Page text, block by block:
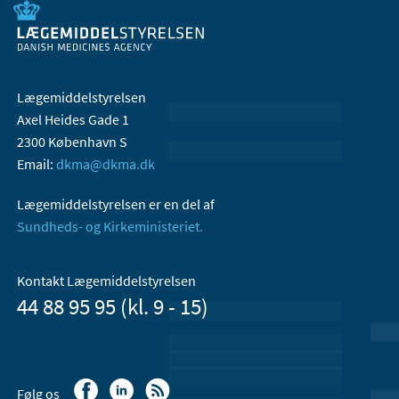
Lægemiddelstyrelsen
Axel Heides Gade 1
2300 København S
Email: dkma@dkma.dk
Lægemiddelstyrelsen er en del af
Sundheds- og Kirkeministeriet.
Kontakt Lægemiddelstyrelsen
44 88 95 95 (kl. 9 - 15)
Følg os